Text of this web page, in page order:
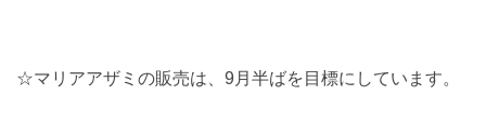
☆マリアアザミの販売は、9月半ばを目標にしています。